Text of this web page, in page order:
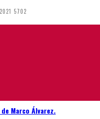
5702
Marco Álvarez.